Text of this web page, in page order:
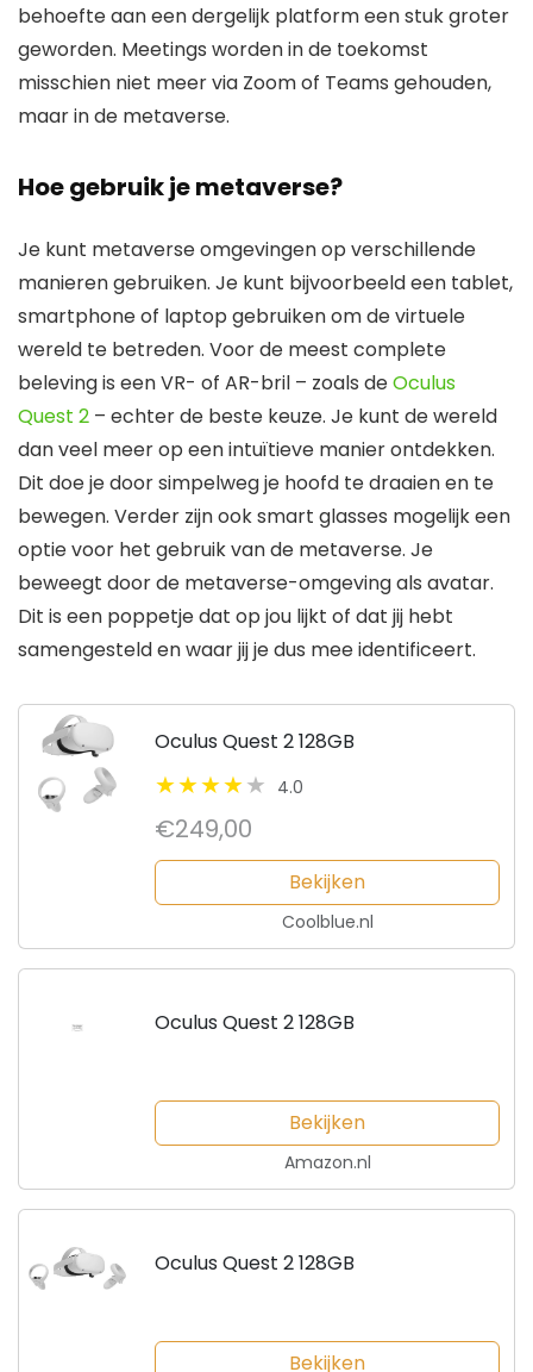
behoefte aan een dergelijk platform een stuk groter
geworden. Meetings worden in de toekomst
misschien niet meer via Zoom of Teams gehouden,
maar in de metaverse.
Hoe gebruik je metaverse?
Je kunt metaverse omgevingen op verschillende
manieren gebruiken. Je kunt bijvoorbeeld een tablet,
smartphone of laptop gebruiken om de virtuele
wereld te betreden. Voor de meest complete
beleving is een VR- of AR-bril – zoals deOculus
Quest 2 – echter de beste keuze. Je kunt de wereld
dan veel meer op een intuïtieve manier ontdekken.
Dit doe je door simpelweg je hoofd te draaien en te
bewegen. Verder zijn ook smart glasses mogelijk een
optie voor het gebruik van de metaverse. Je
beweegt door de metaverse-omgeving als avatar.
Dit is een poppetje dat op jou lijkt of dat jij hebt
samengesteld en waar jij je dus mee identificeert.
Oculus Quest 2 128GB
4.0
€249,00
Bekijken
Coolblue.nl
Oculus Quest 2 128GB
Bekijken
Amazon.nl
Oculus Quest 2 128GB
Bekijken